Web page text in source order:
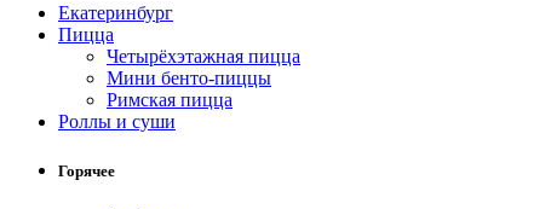
Екатеринбург
Пицца
Четырёхэтажная пицца
Мини бенто-пиццы
Римская пицца
Роллы и суши
Горячее